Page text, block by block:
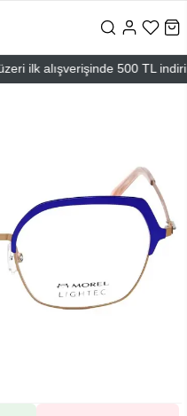
ilk alışverişinde 500 TL indirim